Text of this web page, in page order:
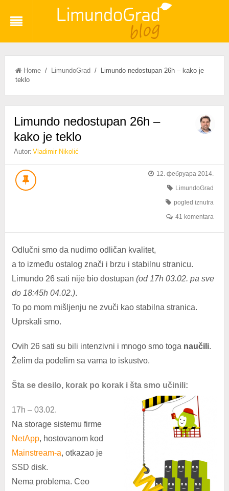
Home/ LimundoGrad / Limundo nedostupan 26h – kako je
teklo
Limundo nedostupan 26h –
kako je teklo
Autor: Vladimir Nikolić
12. фебруара 2014.
LimundoGrad
pogled iznutra
41 komentara
Odlučni smo da nudimo odličan kvalitet,
a to između ostalog znači i brzu i stabilnu stranicu.
Limundo 26 sati nije bio dostupan (od 17h 03.02. pa sve
do 18:45h 04.02.).
To po mom mišljenju ne zvuči kao stabilna stranica.
Uprskali smo.
Ovih 26 sati su bili intenzivni i mnogo smo toga naučili.
Želim da podelim sa vama to iskustvo.
Šta se desilo, korak po korak i šta smo učinili:
17h – 03.02.
Na storage sistemu firme
NetApp, hostovanom kod
Mainstream-a, otkazao je
SSD disk.
Nema problema. Ceo